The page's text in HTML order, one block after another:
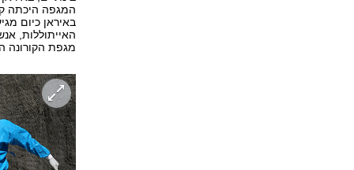
המגפה היכתה
האייתוללות,
מגפת הקורונה